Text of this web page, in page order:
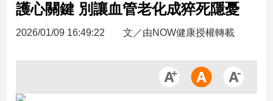
財
新
股
護心關鍵 別讓血管老化成猝死隱憂
2026/01/09 16:49:22 文／由NOW健康授權轉載